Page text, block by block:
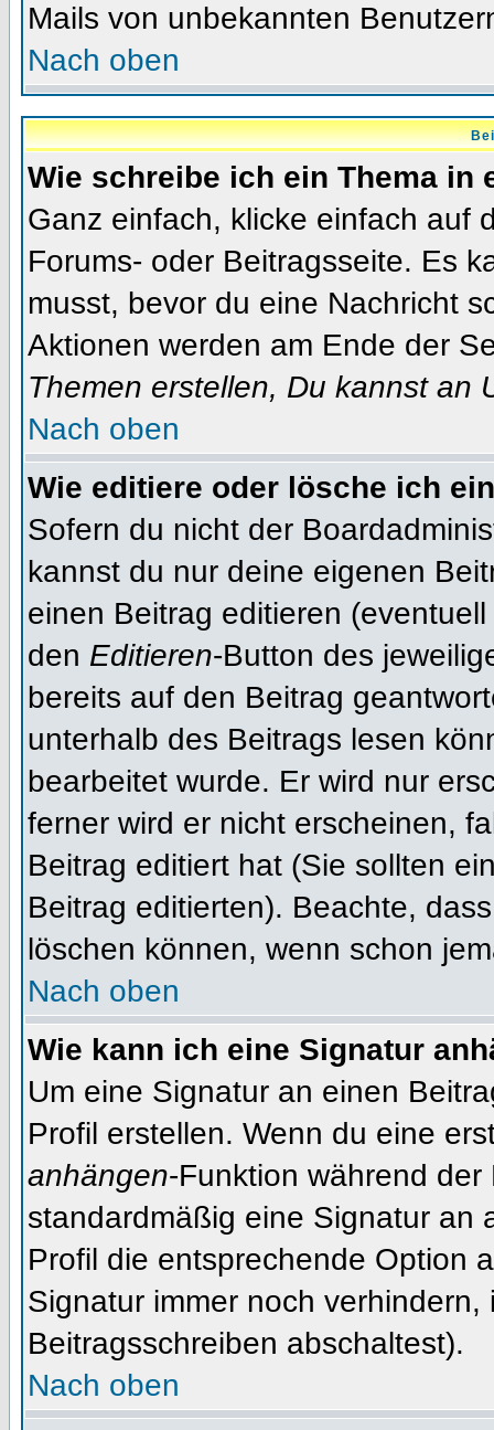
Mails von unbekannten
Nach oben
Wie schreibe ich ein Thema in
Ganz einfach, klicke einfach auf
Forums- oder Beitragsseite. Es
musst, bevor du eine Nachricht
Aktionen werden am Ende der
Themen erstellen, Du kannst an
Nach oben
Wie editiere oder lösche ich
Sofern du nicht der
kannst du nur deine eigenen
einen Beitrag editieren
den Editieren-Button des
bereits auf den Beitrag
unterhalb des Beitrags lesen
bearbeitet wurde. Er wird nur
ferner wird er nicht erscheinen,
Beitrag editiert hat (Sie sollten
Beitrag editierten). Beachte,
löschen können, wenn schon
Nach oben
Wie kann ich eine Signatur
Um eine Signatur an einen
Profil erstellen. Wenn du eine
anhängen-Funktion während
standardmäßig eine Signatur an
Profil die entsprechende Option
Signatur immer noch
Beitragsschreiben abschaltest).
Nach oben